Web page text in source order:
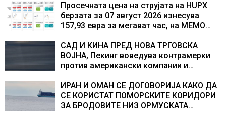
складирање на енергија од батерии
Просечната цена на струјата на HUPX
берзата за 07 август 2026 изнесува
157,93 евра за мегават час, на МЕМО
САД И КИНА ПРЕД НОВА ТРГОВСКА
ВОЈНА, Пекинг воведува контрамерки
против американски компании и
ИРАН И ОМАН СЕ ДОГОВОРИЈА КАКО ДА
СЕ КОРИСТАТ ПОМОРСКИТЕ КОРИДОРИ
ЗА БРОДОВИТЕ НИЗ ОРМУСКАТА